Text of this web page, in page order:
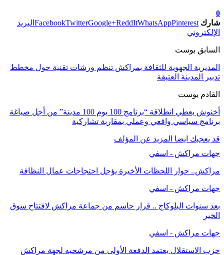
0
شارك
FacebookTwitterGoogle+ReddItWhatsAppPinterest
البريد
الإلكتروني
السابق بوست
المديرية الجهوية للثقافة بمراكش تنظم ورشات تقنية حول مخطط
تدبير المدينة العتيقة
القادم بوست
أخنوش يعطي انطلاقة “برنامج 100 يوم 100 مدينة” من أجل صياغة
برنامج سياسي واقعي وعملي بمقاربة تشاركية
قد يعجبك ايضا المزيد عن المؤلف
جهات مراكش - اسفي
مراكش.. حوار اللحظات الأخيرة يؤجل احتجاجات عمال النظافة
جهات مراكش - اسفي
بعد سنوات البلوكاج .. قرار حاسم من جماعة مراكش لافتتاح سوق
الخير
جهات مراكش - اسفي
حزب الاستقلال يعتمد الدفعة الأولى من مرشحيه لجهة مراكش